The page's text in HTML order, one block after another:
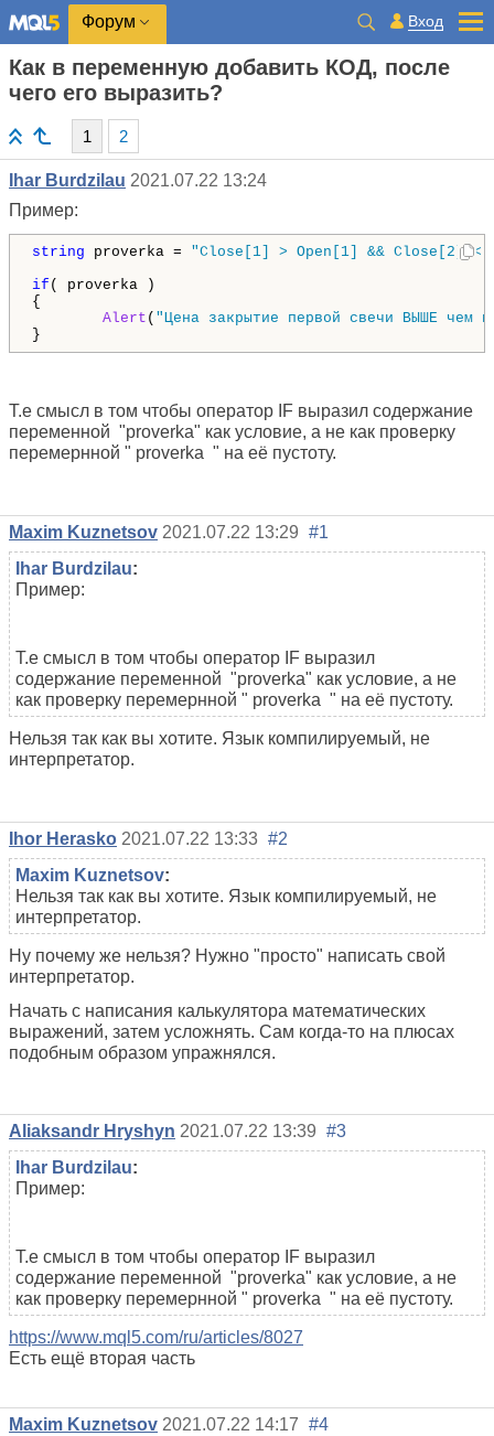
Форум Вход
Как в переменную добавить КОД, после
чего его выразить?
1 2
Ihar Burdzilau 2021.07.22 13:24
Пример:
string proverka = "Close[1] > Open[1] && Close[2] <
if ( proverka )
Alert ( "Цена закрытие первой свечи ВЫШЕ чем
}
Т.е смысл в том чтобы оператор IF выразил содержание
переменной "proverka" как условие, а не как проверку
перемернной " proverka " на её пустоту.
Maxim Kuznetsov 2021.07.22 13:29 #1
Ihar Burdzilau:
Пример:
Т.е смысл в том чтобы оператор IF выразил
содержание переменной "proverka" как условие, а не
как проверку перемернной " proverka " на её пустоту.
Нельзя так как вы хотите. Язык компилируемый, не
интерпретатор.
Ihor Herasko 2021.07.22 13:33 #2
Maxim Kuznetsov:
Нельзя так как вы хотите. Язык компилируемый, не
интерпретатор.
Ну почему же нельзя? Нужно "просто" написать свой
интерпретатор.
Начать с написания калькулятора математических
выражений, затем усложнять. Сам когда-то на плюсах
подобным образом упражнялся.
Aliaksandr Hryshyn 2021.07.22 13:39 #3
Ihar Burdzilau:
Пример:
Т.е смысл в том чтобы оператор IF выразил
содержание переменной "proverka" как условие, а не
как проверку перемернной " proverka " на её пустоту.
https://www.mql5.com/ru/articles/8027
Есть ещё вторая часть
Maxim Kuznetsov 2021.07.22 14:17 #4